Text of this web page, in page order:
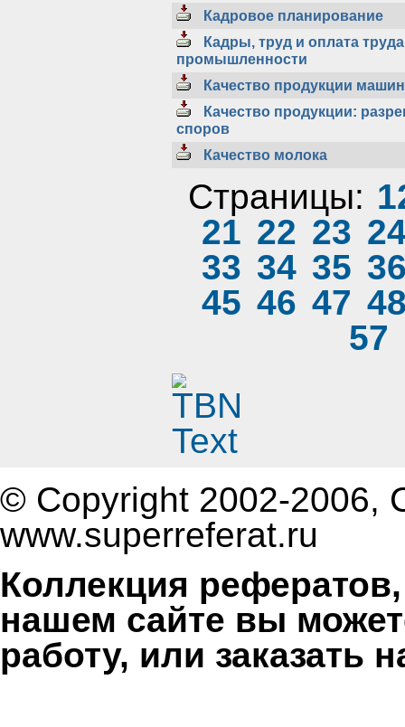
Кадровое планирование
Кадры, труд и оплата
промышленности
Качество продукции
Качество продукции:
споров
Качество молока
Страницы:
21 22 23
33 34 35
45 46 47
57
© Copyright 2002-2006,
www.superreferat.ru
Коллекция
нашем сайте вы
работу, или заказать